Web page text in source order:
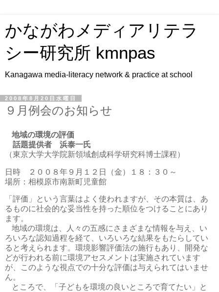
かながわメディアリテラ
シー研究所 kmnpas
Kanagawa media-literacy network & practice at school
2008年8月20日水曜日
９月例会のお知らせ
地域の環境の評価
話題提供者 浜泰一氏
（東京大学大学院新領域創成科学研究科博士課程）
日時 ２００８年９月１２日（金）１８：３０ ～
場所：相模原市南新町児童館
「評価」という言葉はよく使われますが、その本質は、あ
るものに社会的な妥当性を持った順位をつけることにあり
ます。
地域の環境は、人々の五感にさまざまな情報を与え、い
ろいろな認知過程を経て、いろいろな結果をもたらしてい
ると考えられます。環境影響評価法の施行もあり、開発な
どが行われる前に環境アセスメントは実施されています
が、このような視点での十分な評価は与えられてはいませ
ん。
ところで、「子どもを環境の良いところで育てたい」と